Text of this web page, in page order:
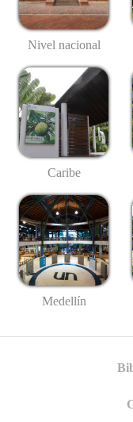
Nivel nacional
Caribe
Medellín